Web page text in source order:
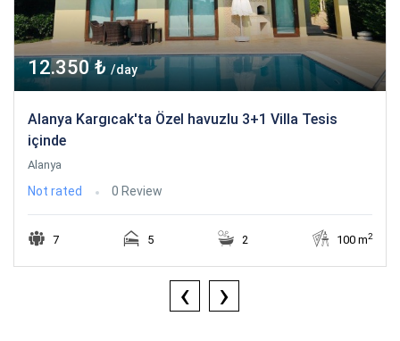
12.350 ₺/day
Alanya Kargıcak'ta Özel havuzlu 3+1 Villa Tesis
içinde
Alanya
Not rated 0 Review
7 5 2 100 m2
‹ ›